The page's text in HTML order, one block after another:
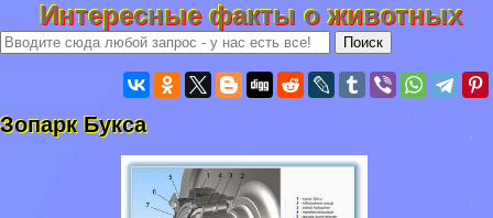
Интересные факты о животных
Зопарк Букса